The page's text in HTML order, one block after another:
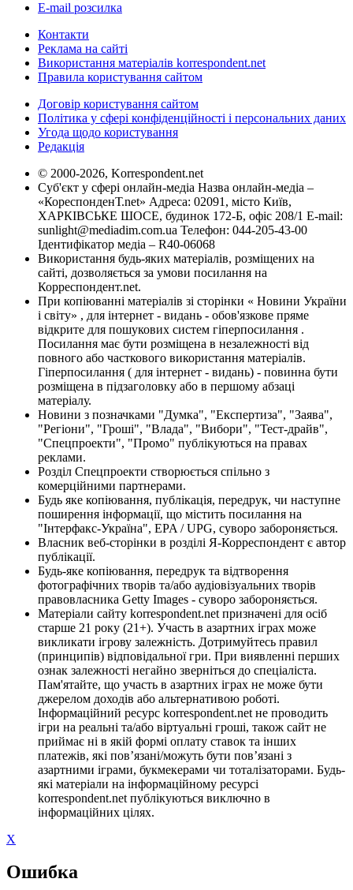
E-mail розсилка
Контакти
Реклама на сайті
Використання матеріалів korrespondent.net
Правила користування сайтом
Договір користування сайтом
Політика у сфері конфіденційності і персональних даних
Угода щодо користування
Редакція
© 2000-2026, Korrespondent.net
Суб'єкт у сфері онлайн-медіа Назва онлайн-медіа –
«КореспонденТ.net» Адреса: 02091, місто Київ,
ХАРКІВСЬКЕ ШОСЕ, будинок 172-Б, офіс 208/1 E-mail:
sunlight@mediadim.com.ua Телефон: 044-205-43-00
Ідентифікатор медіа – R40-06068
Використання будь-яких матеріалів, розміщених на
сайті, дозволяється за умови посилання на
Корреспондент.net.
При копіюванні матеріалів зі сторінки « Новини України
і світу» , для інтернет - видань - обов'язкове пряме
відкрите для пошукових систем гіперпосилання .
Посилання має бути розміщена в незалежності від
повного або часткового використання матеріалів.
Гіперпосилання ( для інтернет - видань) - повинна бути
розміщена в підзаголовку або в першому абзаці
матеріалу.
Новини з позначками "Думка", "Експертиза", "Заява",
"Регіони", "Гроші", "Влада", "Вибори", "Тест-драйв",
"Спецпроекти", "Промо" публікуються на правах
реклами.
Розділ Спецпроекти створюється спільно з
комерційними партнерами.
Будь яке копіювання, публікація, передрук, чи наступне
поширення інформації, що містить посилання на
"Інтерфакс-Україна", EPA / UPG, суворо забороняється.
Власник веб-сторінки в розділі Я-Корреспондент є автор
публікації.
Будь-яке копіювання, передрук та відтворення
фотографічних творів та/або аудіовізуальних творів
правовласника Getty Images - суворо забороняється.
Матеріали сайту korrespondent.net призначені для осіб
старше 21 року (21+). Участь в азартних іграх може
викликати ігрову залежність. Дотримуйтесь правил
(принципів) відповідальної гри. При виявленні перших
ознак залежності негайно зверніться до спеціаліста.
Пам'ятайте, що участь в азартних іграх не може бути
джерелом доходів або альтернативою роботі.
Інформаційний ресурс korrespondent.net не проводить
ігри на реальні та/або віртуальні гроші, також сайт не
приймає ні в якій формі оплату ставок та інших
платежів, які пов’язані/можуть бути пов’язані з
азартними іграми, букмекерами чи тоталізаторами. Будь-
які матеріали на інформаційному ресурсі
korrespondent.net публікуються виключно в
інформаційних цілях.
X
Ошибка